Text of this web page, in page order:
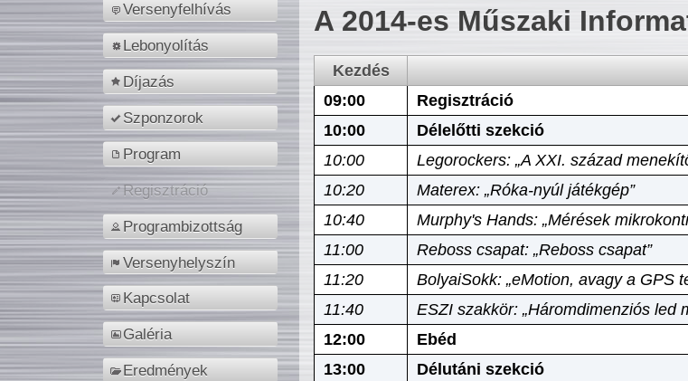
Versenyfelhívás
Lebonyolítás
Díjazás
Szponzorok
Program
Regisztráció
Programbizottság
Versenyhelyszín
Kapcsolat
Galéria
Eredmények
A 2014-es Műszaki
Kezdés
09:00
Regisztráció
10:00
Délelőtti szekció
10:00
Legorockers: „A XXI. század
10:20
Materex: „Róka-nyúl játékgép”
10:40
Murphy's Hands: „Mérések
11:00
Reboss csapat: „Reboss csapat”
11:20
BolyaiSokk: „eMotion, avagy a GPS
11:40
ESZI szakkör: „Háromdimenziós led
12:00
Ebéd
13:00
Délutáni szekció